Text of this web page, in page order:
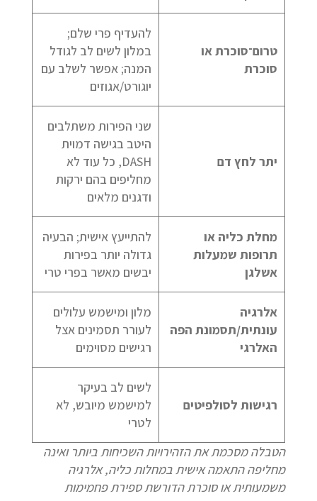
טרום־סוכרת או
סוכרת
להעדיף פרי שלם;
במלון לשים לב לגודל
המנה; אפשר לשלב עם
יוגורט/אגוזים
יתר לחץ דם
שני הפירות משתלבים
היטב בגישה דמוית
DASH, כל עוד לא
מחליפים בהם ירקות
ודגנים מלאים
מחלת כליה או
תרופות שמעלות
אשלגן
להתייעץ אישית; הבעיה
גדולה יותר בפירות
יבשים מאשר בפרי טרי
אלרגיה
עונתית/תסמונת הפה
האלרגי
מלון ומישמש עלולים
לעורר תסמינים אצל
רגישים מסוימים
רגישות לסולפיטים
לשים לב בעיקר
למישמש מיובש, לא
לטרי
הטבלה מסכמת את הזהירויות השכיחות ביותר ואינה
מחליפה התאמה אישית במחלות כליה, אלרגיה
משמעותית או סוכרת הדורשת ספירת פחמימות